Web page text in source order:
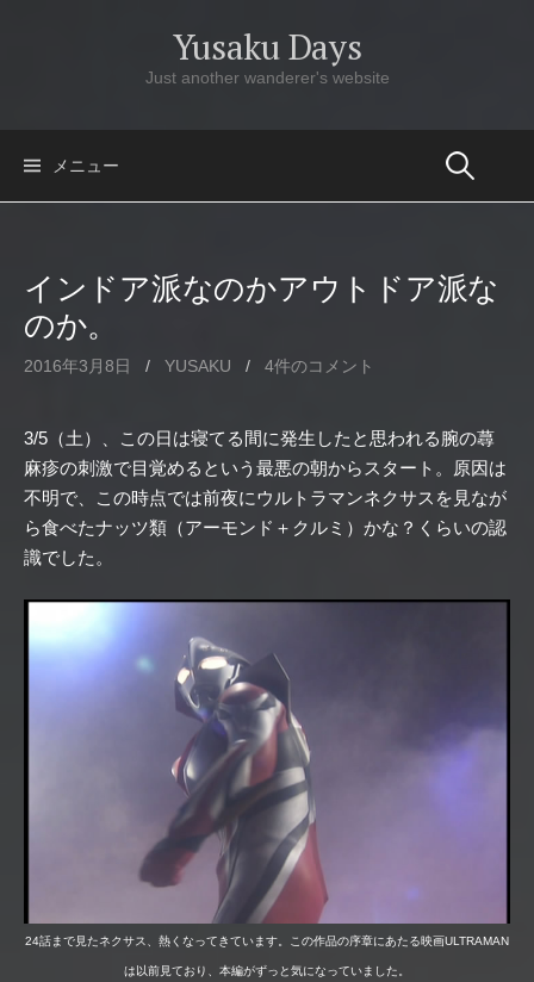
Yusaku Days
Just another wanderer's website
メニュー
インドア派なのかアウトドア派な
のか。
2016年3月8日 / YUSAKU / 4件のコメント
3/5（土）、この日は寝てる間に発生したと思われる腕の蕁
麻疹の刺激で目覚めるという最悪の朝からスタート。原因は
不明で、この時点では前夜にウルトラマンネクサスを見なが
ら食べたナッツ類（アーモンド＋クルミ）かな？くらいの認
識でした。
24話まで見たネクサス、熱くなってきています。この作品の序章にあたる映画ULTRAMAN
は以前見ており、本編がずっと気になっていました。